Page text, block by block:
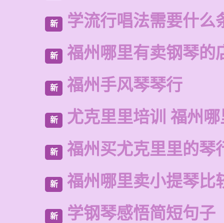
新 学流行唱法需要什么
新 福州哪里有卖钢琴的
新 福州手风琴琴行
新 尤克里里培训 福州
新 福州买尤克里里的琴
新 福州哪里卖小提琴比
新 学钢琴感悟简短句子